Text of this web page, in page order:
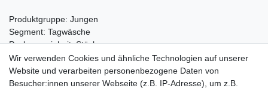
Produktgruppe: Jungen
Segment: Tagwäsche
Packungseinheit: Stück
Material:
100% Baumwolle
Wir verwenden Cookies und ähnliche Technologien auf unserer
Website und verarbeiten personenbezogene Daten von
Besucher:innen unserer Webseite (z.B. IP-Adresse), um z.B.